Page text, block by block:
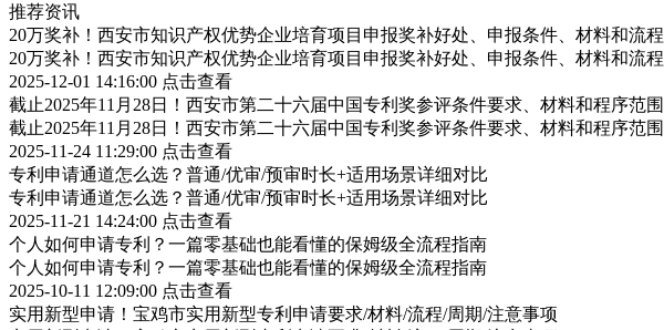
推荐资讯
20万奖补！西安市知识产权优势企业培育项目申报奖补好处、申报条件、材料和流程
20万奖补！西安市知识产权优势企业培育项目申报奖补好处、申报条件、材料和流程
2025-12-01 14:16:00 点击查看
截止2025年11月28日！西安市第二十六届中国专利奖参评条件要求、材料和程序范围
截止2025年11月28日！西安市第二十六届中国专利奖参评条件要求、材料和程序范围
2025-11-24 11:29:00 点击查看
专利申请通道怎么选？普通/优审/预审时长+适用场景详细对比
专利申请通道怎么选？普通/优审/预审时长+适用场景详细对比
2025-11-21 14:24:00 点击查看
个人如何申请专利？一篇零基础也能看懂的保姆级全流程指南
个人如何申请专利？一篇零基础也能看懂的保姆级全流程指南
2025-10-11 12:09:00 点击查看
实用新型申请！宝鸡市实用新型专利申请要求/材料/流程/周期/注意事项